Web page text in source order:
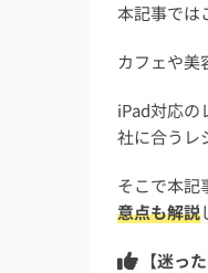
本記事では
カフェや美
iPad対応の
社に合うレ
そこで本記
意点も解説
【迷っ